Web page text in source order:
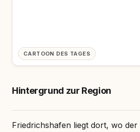
Hintergrund zur Region
Friedrichshafen liegt dort, wo der
CARTOON DES TAGES